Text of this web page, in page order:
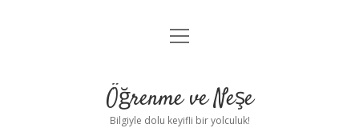
Anasayfa
Yasal Uyarı
menüyü
Öğrenme ve Neşe
Bilgiyle dolu keyifli bir yolculuk!